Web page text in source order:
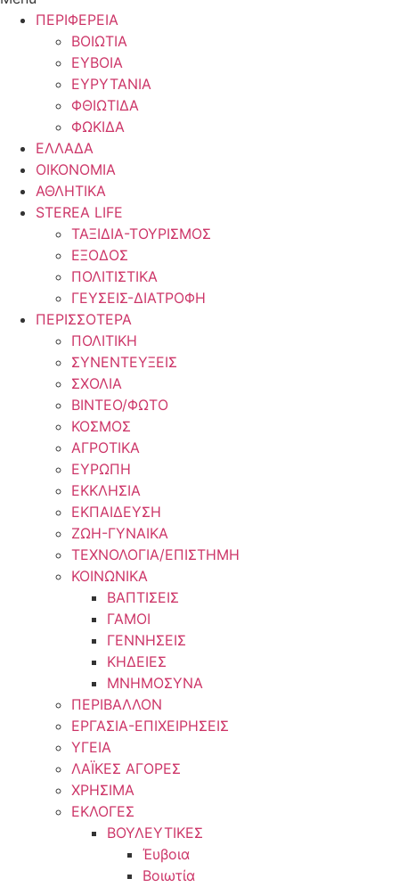
ΠΕΡΙΦΕΡΕΙΑ
ΒΟΙΩΤΙΑ
ΕΥΒΟΙΑ
ΕΥΡΥΤΑΝΙΑ
ΦΘΙΩΤΙΔΑ
ΦΩΚΙΔΑ
ΕΛΛΑΔΑ
ΟΙΚΟΝΟΜΙΑ
ΑΘΛΗΤΙΚΑ
STEREA LIFE
ΤΑΞΙΔΙΑ-ΤΟΥΡΙΣΜΟΣ
ΕΞΟΔΟΣ
ΠΟΛΙΤΙΣΤΙΚΑ
ΓΕΥΣΕΙΣ-ΔΙΑΤΡΟΦΗ
ΠΕΡΙΣΣΟΤΕΡΑ
ΠΟΛΙΤΙΚΗ
ΣΥΝΕΝΤΕΥΞΕΙΣ
ΣΧΟΛΙΑ
ΒΙΝΤΕΟ/ΦΩΤΟ
ΚΟΣΜΟΣ
ΑΓΡΟΤΙΚΑ
ΕΥΡΩΠΗ
ΕΚΚΛΗΣΙΑ
ΕΚΠΑΙΔΕΥΣΗ
ΖΩΗ-ΓΥΝΑΙΚΑ
ΤΕΧΝΟΛΟΓΙΑ/ΕΠΙΣΤΗΜΗ
ΚΟΙΝΩΝΙΚΑ
ΒΑΠΤΙΣΕΙΣ
ΓΑΜΟΙ
ΓΕΝΝΗΣΕΙΣ
ΚΗΔΕΙΕΣ
ΜΝΗΜΟΣΥΝΑ
ΠΕΡΙΒΑΛΛΟΝ
ΕΡΓΑΣΙΑ-ΕΠΙΧΕΙΡΗΣΕΙΣ
ΥΓΕΙΑ
ΛΑΪΚΕΣ ΑΓΟΡΕΣ
ΧΡΗΣΙΜΑ
ΕΚΛΟΓΕΣ
ΒΟΥΛΕΥΤΙΚΕΣ
Έυβοια
Βοιωτία